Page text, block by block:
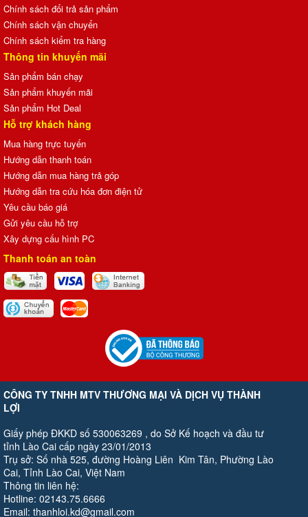
Chính sách đổi trả sản phẩm
Chính sách vận chuyển
Chính sách kiểm tra hàng
Thông tin khuyến mãi
Sản phẩm bán chạy
Sản phẩm khuyến mãi
Sản phẩm Hot Deal
Hỗ trợ khách hàng
Mua hàng trực tuyến
Hướng dẫn thanh toán
Hướng dẫn mua hàng trả góp
Hướng dẫn tra cứu hóa đơn điện tử
Yêu cầu báo giá
Gửi yêu cầu hỗ trợ
Xây dựng cấu hình PC
Thanh toán an toàn
CÔNG TY TNHH MTV THƯƠNG MẠI VÀ DỊCH VỤ THÀNH
LỢI
Giấy phép ĐKKD số 530063269 , do Sở Kế hoạch và đầu tư
tỉnh Lào Cai cấp ngày 23/01/2013
Trụ sở: Số nhà 525, đường Hoàng Liên Kim Tân, Phường Lào
Cai, Tỉnh Lào Cai, Việt Nam
Thông tin liên hệ:
Hotline: 02143.75.6666
Email: thanhloi.kd@gmail.com